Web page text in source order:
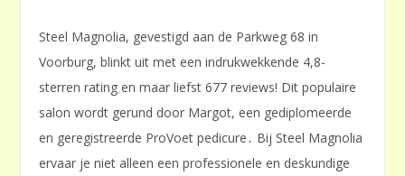
Steel Magnolia, gevestigd aan de Parkweg 68 in
Voorburg, blinkt uit met een indrukwekkende 4,8-
sterren rating en maar liefst 677 reviews! Dit populaire
salon wordt gerund door Margot, een gediplomeerde
en geregistreerde ProVoet pedicure․ Bij Steel Magnolia
ervaar je niet alleen een professionele en deskundige